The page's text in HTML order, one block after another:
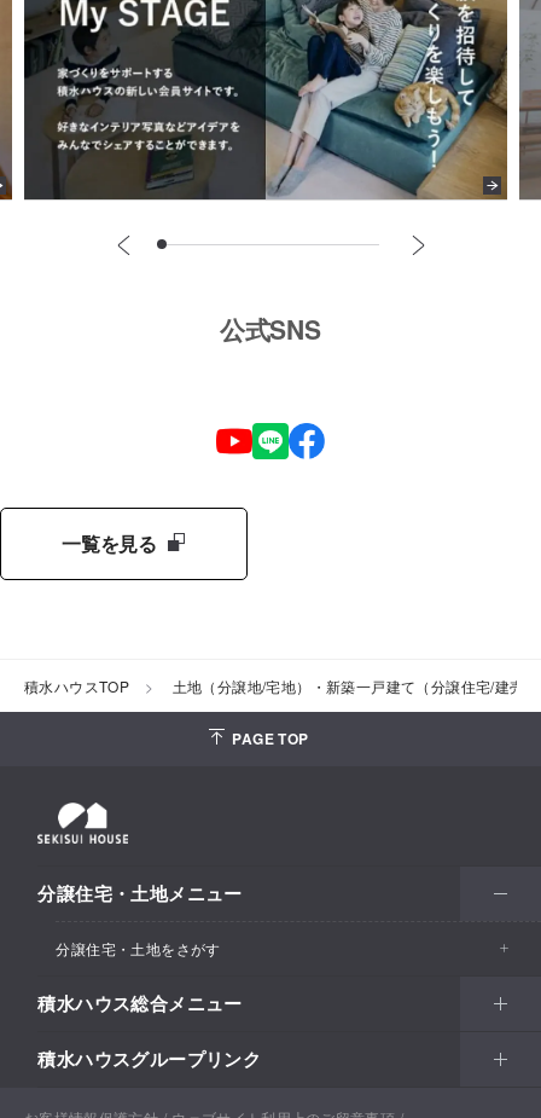
公式SNS
一覧を見る
積水ハウスTOP 土地（分譲地/宅地）・新築一戸建て（分譲住宅/建売
PAGE TOP
分譲住宅・土地メニュー
分譲住宅・土地をさがす
エリアからさがす
北海道・東北
関東甲信越
市区町村からさがす
積水ハウス総合メニュー
住まい
土地活用
積水ハウスグループリンク